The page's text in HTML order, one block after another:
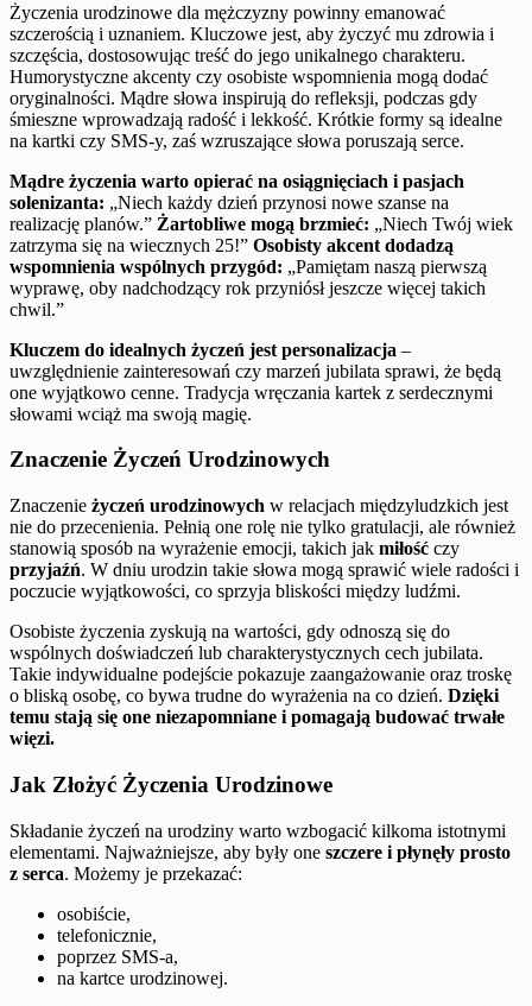
Życzenia urodzinowe dla mężczyzny powinny emanować
szczerością i uznaniem. Kluczowe jest, aby życzyć mu zdrowia i
szczęścia, dostosowując treść do jego unikalnego charakteru.
Humorystyczne akcenty czy osobiste wspomnienia mogą dodać
oryginalności. Mądre słowa inspirują do refleksji, podczas gdy
śmieszne wprowadzają radość i lekkość. Krótkie formy są idealne
na kartki czy SMS-y, zaś wzruszające słowa poruszają serce.
Mądre życzenia warto opierać na osiągnięciach i pasjach
solenizanta: „Niech każdy dzień przynosi nowe szanse na
realizację planów.” Żartobliwe mogą brzmieć: „Niech Twój wiek
zatrzyma się na wiecznych 25!” Osobisty akcent dodadzą
wspomnienia wspólnych przygód: „Pamiętam naszą pierwszą
wyprawę, oby nadchodzący rok przyniósł jeszcze więcej takich
chwil.”
Kluczem do idealnych życzeń jest personalizacja –
uwzględnienie zainteresowań czy marzeń jubilata sprawi, że będą
one wyjątkowo cenne. Tradycja wręczania kartek z serdecznymi
słowami wciąż ma swoją magię.
Znaczenie Życzeń Urodzinowych
Znaczenie życzeń urodzinowych w relacjach międzyludzkich jest
nie do przecenienia. Pełnią one rolę nie tylko gratulacji, ale również
stanowią sposób na wyrażenie emocji, takich jak miłość czy
przyjaźń. W dniu urodzin takie słowa mogą sprawić wiele radości i
poczucie wyjątkowości, co sprzyja bliskości między ludźmi.
Osobiste życzenia zyskują na wartości, gdy odnoszą się do
wspólnych doświadczeń lub charakterystycznych cech jubilata.
Takie indywidualne podejście pokazuje zaangażowanie oraz troskę
o bliską osobę, co bywa trudne do wyrażenia na co dzień. Dzięki
temu stają się one niezapomniane i pomagają budować trwałe
więzi.
Jak Złożyć Życzenia Urodzinowe
Składanie życzeń na urodziny warto wzbogacić kilkoma istotnymi
elementami. Najważniejsze, aby były one szczere i płynęły prosto
z serca. Możemy je przekazać:
osobiście,
telefonicznie,
poprzez SMS-a,
na kartce urodzinowej.